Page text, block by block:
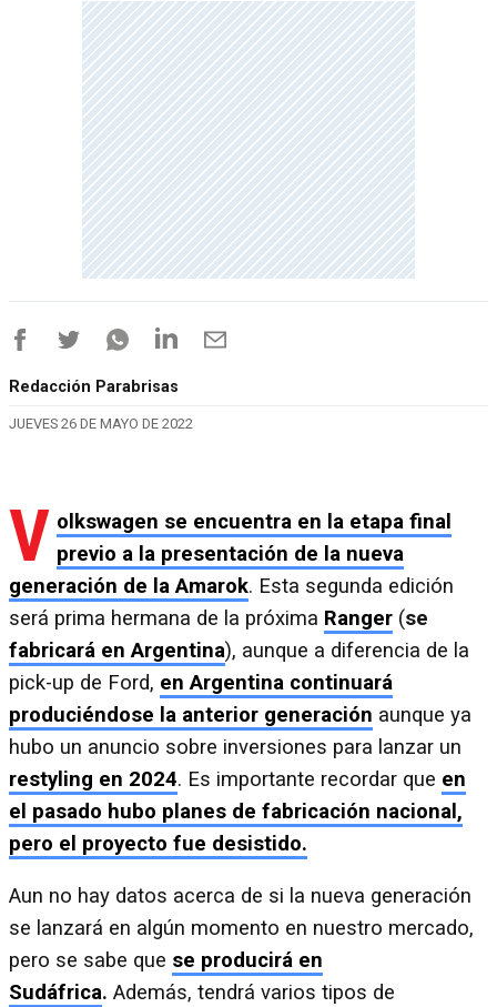
Redacción Parabrisas
JUEVES 26 DE MAYO DE 2022
V olkswagen se encuentra en la etapa final
previo a la presentación de la nueva
generación de la Amarok. Esta segunda edición
será prima hermana de la próxima Ranger (se
fabricará en Argentina), aunque a diferencia de la
pick-up de Ford, en Argentina continuará
produciéndose la anterior generación aunque ya
hubo un anuncio sobre inversiones para lanzar un
restyling en 2024. Es importante recordar que en
el pasado hubo planes de fabricación nacional,
pero el proyecto fue desistido.
Aun no hay datos acerca de si la nueva generación
se lanzará en algún momento en nuestro mercado,
pero se sabe que se producirá en
Sudáfrica. Además, tendrá varios tipos de